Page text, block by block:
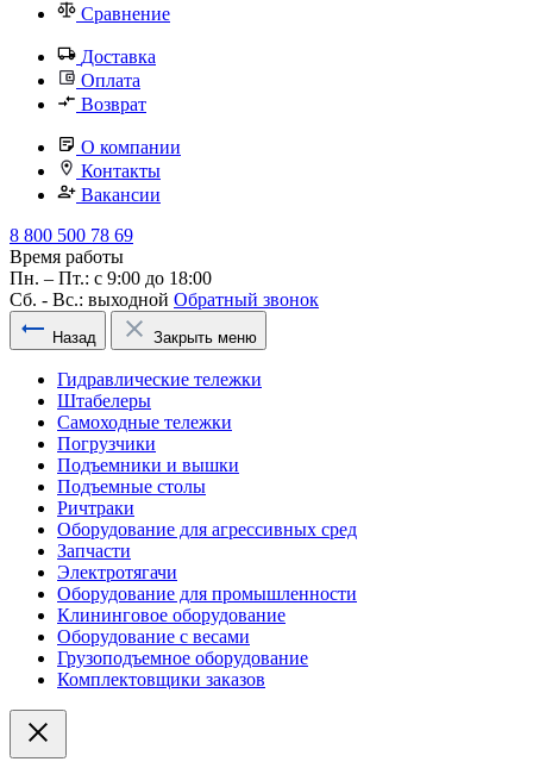
Сравнение
Доставка
Оплата
Возврат
О компании
Контакты
Вакансии
8 800 500 78 69
Время работы
Пн. – Пт.: с 9:00 до 18:00
Сб. - Вс.: выходной Обратный звонок
Назад Закрыть меню
Гидравлические тележки
Штабелеры
Самоходные тележки
Погрузчики
Подъемники и вышки
Подъемные столы
Ричтраки
Оборудование для агрессивных сред
Запчасти
Электротягачи
Оборудование для промышленности
Клининговое оборудование
Оборудование с весами
Грузоподъемное оборудование
Комплектовщики заказов